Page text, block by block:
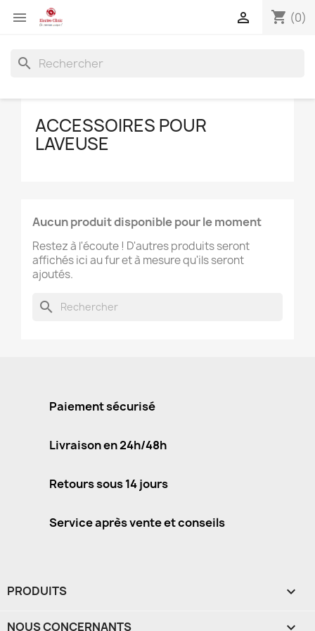
 shopping_cart (0)

search
ACCESSOIRES POUR
LAVEUSE
Aucun produit disponible pour le moment
Restez à l'écoute ! D'autres produits seront
affichés ici au fur et à mesure qu'ils seront
ajoutés.
search
Paiement sécurisé
Livraison en 24h/48h
Retours sous 14 jours
Service après vente et conseils
PRODUITS 
NOUS CONCERNANTS 